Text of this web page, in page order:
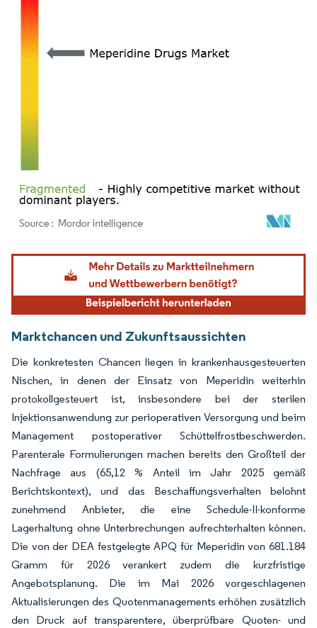
Bild © Mordor Intelligence. Wiederverwendung erfordert Namensnennung gemäß
Marktchancen und Zukunftsaussichten
Die konkretesten Chancen liegen in krankenhausgesteuerten
Nischen, in denen der Einsatz von Meperidin weiterhin
protokollgesteuert ist, insbesondere bei der sterilen
Injektionsanwendung zur perioperativen Versorgung und beim
Management postoperativer Schüttelfrostbeschwerden.
Parenterale Formulierungen machen bereits den Großteil der
Nachfrage aus (65,12 % Anteil im Jahr 2025 gemäß
Berichtskontext), und das Beschaffungsverhalten belohnt
zunehmend Anbieter, die eine Schedule-II-konforme
Lagerhaltung ohne Unterbrechungen aufrechterhalten können.
Die von der DEA festgelegte APQ für Meperidin von 681.184
Gramm für 2026 verankert zudem die kurzfristige
Angebotsplanung. Die im Mai 2026 vorgeschlagenen
Aktualisierungen des Quotenmanagements erhöhen zusätzlich
den Druck auf transparentere, überprüfbare Quoten- und